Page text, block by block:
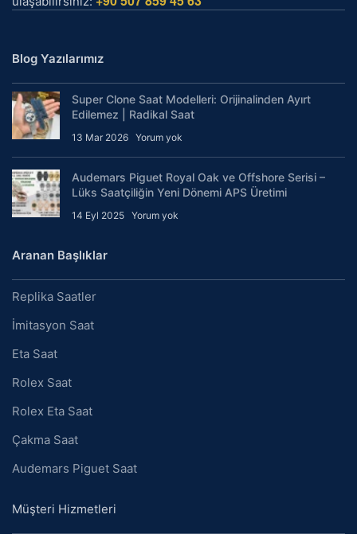
Blog Yazılarımız
Super Clone Saat Modelleri: Orijinalinden Ayırt
Edilemez | Radikal Saat
13 Mar 2026 Yorum yok
Audemars Piguet Royal Oak ve Offshore Serisi –
Lüks Saatçiliğin Yeni Dönemi APS Üretimi
14 Eyl 2025 Yorum yok
Aranan Başlıklar
Replika Saatler
İmitasyon Saat
Eta Saat
Rolex Saat
Rolex Eta Saat
Çakma Saat
Audemars Piguet Saat
Müşteri Hizmetleri